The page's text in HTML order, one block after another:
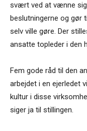
svært ved at vænne sig
beslutningerne og gør
selv ville gøre. Der
ansatte topleder i den
Fem gode råd til den
arbejdet i en ejerledet
kultur i disse
siger ja til stillingen.